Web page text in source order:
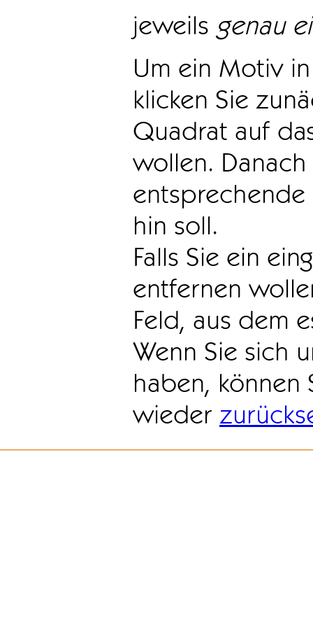
jeweils genau
Um ein Motiv
klicken Sie
Quadrat auf
wollen.
hin soll.
Falls Sie ein
entfernen
Feld, aus dem
Wenn Sie sich
haben, können
wieder